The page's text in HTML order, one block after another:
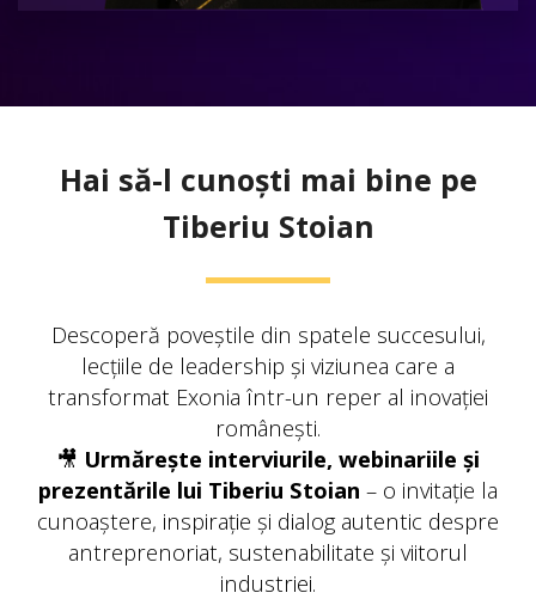
Hai să-l cunoști mai bine pe
Tiberiu Stoian
Descoperă poveștile din spatele succesului,
lecțiile de leadership și viziunea care a
transformat Exonia într-un reper al inovației
românești.
🎥 Urmărește interviurile, webinariile și
prezentările lui Tiberiu Stoian – o invitație la
cunoaștere, inspirație și dialog autentic despre
antreprenoriat, sustenabilitate și viitorul
industriei.